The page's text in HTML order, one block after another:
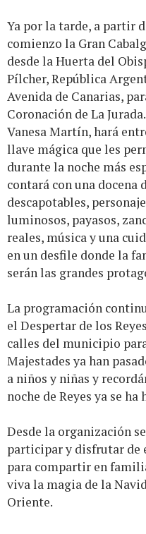
Ya por la tarde, a partir
comienzo la Gran
desde la Huerta del
Pílcher, República
Avenida de Canarias,
Coronación de La
Vanesa Martín, hará
llave mágica que les
durante la noche más
contará con una docena
descapotables,
luminosos, payasos,
reales, música y una
en un desfile donde la
serán las grandes
La programación
el Despertar de los
calles del municipio
Majestades ya han
a niños y niñas y
noche de Reyes ya se
Desde la organización
participar y disfrutar de
para compartir en
viva la magia de la
Oriente.